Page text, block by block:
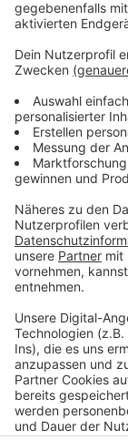
Finanzielle
Anzeige
Der
Vorsitzenden
aufgefordert,
Probleme des
jedoch nicht
Vertrauen in
Anzeige
Anzeige